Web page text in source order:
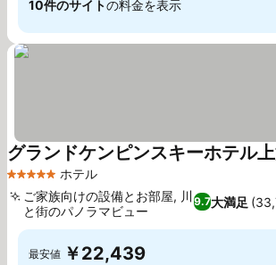
10件のサイトの料金を表示
5 ホテルのランク
ホテル
グランドケンピンスキーホテル
9.7大満足
ご家族向けの設備とお部屋, 川
と街のパノラマビュー
最安値 ￥22,439